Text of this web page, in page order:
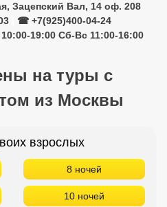
Зацепский Вал, 14 оф. 208
☎ +7(925)400-04-24
19:00 Сб-Вс 11:00-16:00
на туры с
из Москвы
взрослых
8 ночей
10 ночей